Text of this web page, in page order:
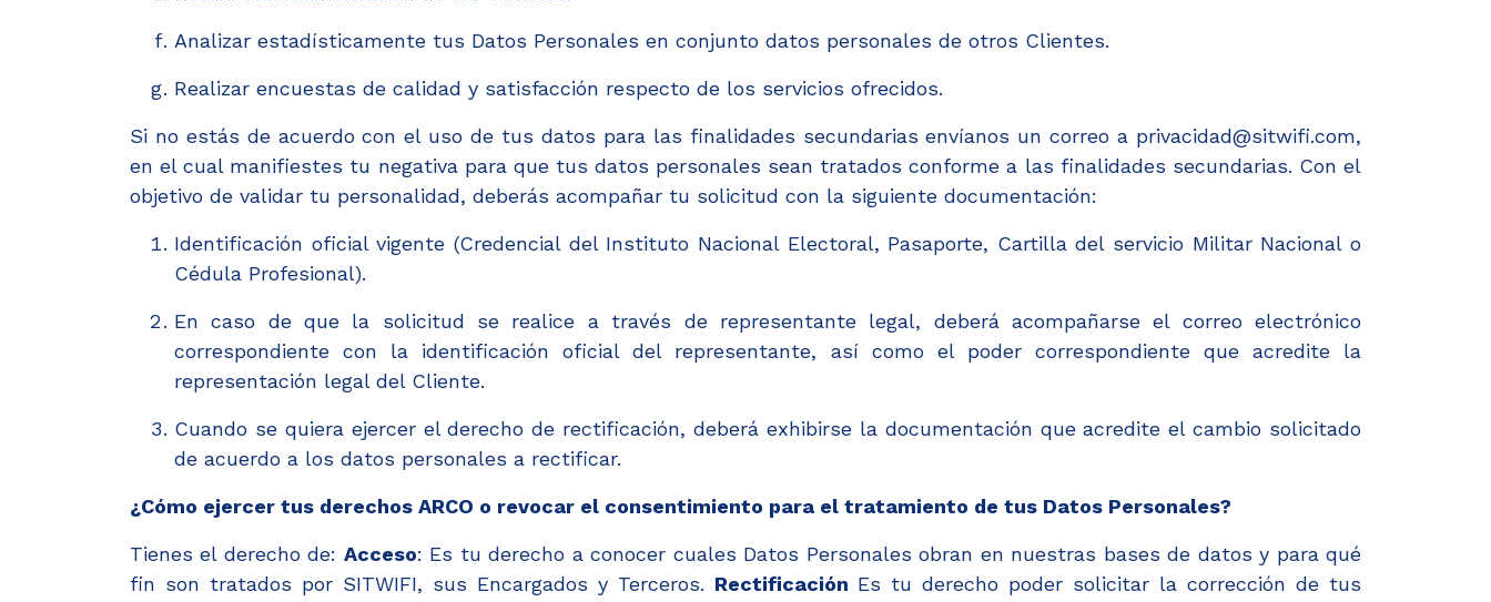
Analizar estadísticamente tus Datos Personales en conjunto datos personales de otros Clientes.
Realizar encuestas de calidad y satisfacción respecto de los servicios ofrecidos.
Si no estás de acuerdo con el uso de tus datos para las finalidades secundarias envíanos un correo a privacidad@sitwifi.com,
en el cual manifiestes tu negativa para que tus datos personales sean tratados conforme a las finalidades secundarias. Con el
objetivo de validar tu personalidad, deberás acompañar tu solicitud con la siguiente documentación:
Identificación oficial vigente (Credencial del Instituto Nacional Electoral, Pasaporte, Cartilla del servicio Militar Nacional o
Cédula Profesional).
En caso de que la solicitud se realice a través de representante legal, deberá acompañarse el correo electrónico
correspondiente con la identificación oficial del representante, así como el poder correspondiente que acredite la
representación legal del Cliente.
Cuando se quiera ejercer el derecho de rectificación, deberá exhibirse la documentación que acredite el cambio solicitado
de acuerdo a los datos personales a rectificar.
¿Cómo ejercer tus derechos ARCO o revocar el consentimiento para el tratamiento de tus Datos Personales?
Tienes el derecho de: Acceso: Es tu derecho a conocer cuales Datos Personales obran en nuestras bases de datos y para qué
fin son tratados por SITWIFI, sus Encargados y Terceros. Rectificación Es tu derecho poder solicitar la corrección de tus